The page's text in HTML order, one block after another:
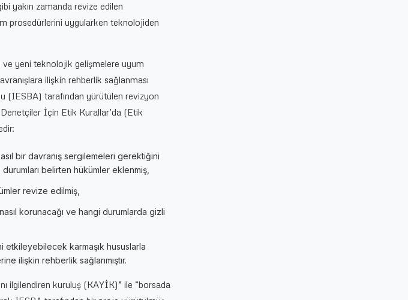
yakın zamanda revize edilen
prosedürlerini uygularken teknolojiden
ve yeni teknolojik gelişmelere uyum
ilişkin rehberlik sağlanması
(IESBA) tarafından yürütülen revizyon
Denetçiler İçin Etik Kurallar’da (Etik
bir davranış sergilemeleri gerektiğini
belirten hükümler eklenmiş,
revize edilmiş,
korunacağı ve hangi durumlarda gizli
karmaşık hususlarla
ilişkin rehberlik sağlanmıştır.
ilgilendiren kuruluş (KAYİK)” ile “borsada